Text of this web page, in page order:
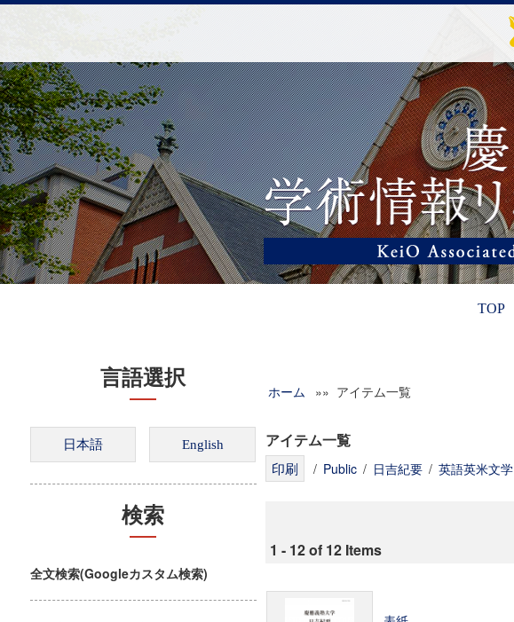
TOP
言語選択
検索
全文検索(Googleカスタム検索)
ホーム »» アイテム一覧
アイテム一覧
/ Public / 日吉紀要 / 英語英米文学
1 - 12 of 12 Items